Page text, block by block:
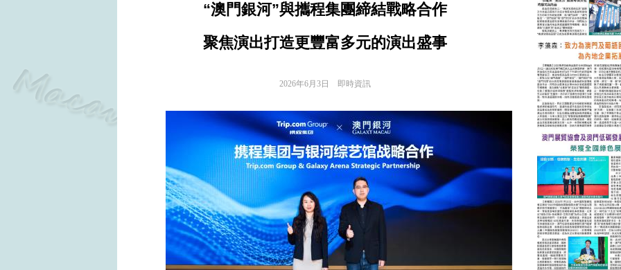
“澳門銀河”與攜程集團締結戰略合作
聚焦演出打造更豐富多元的演出盛事
2026年6月3日 即時資訊